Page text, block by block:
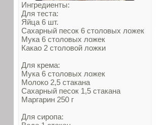
Ингредиенты:
Для теста:
Яйца 6 шт.
Сахарный песок 6 столовых ложек
Мука 6 столовых ложек
Какао 2 столовой ложки
Для крема:
Мука 6 столовых ложек
Молоко 2,5 стакана
Сахарный песок 1,5 стакана
Маргарин 250 г
Для сиропа: